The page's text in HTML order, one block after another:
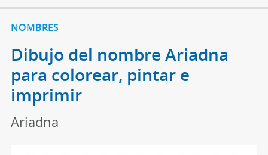
NOMBRES
Dibujo del nombre Ariadna
para colorear, pintar e
imprimir
Ariadna